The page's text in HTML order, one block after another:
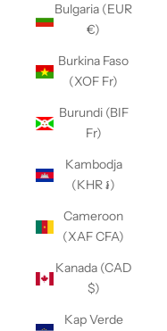
Bulgaria (EUR
€)
Burkina Faso
(XOF Fr)
Burundi (BIF
Fr)
Kambodja
(KHR ៛)
Cameroon
(XAF CFA)
Kanada (CAD
$)
Kap Verde